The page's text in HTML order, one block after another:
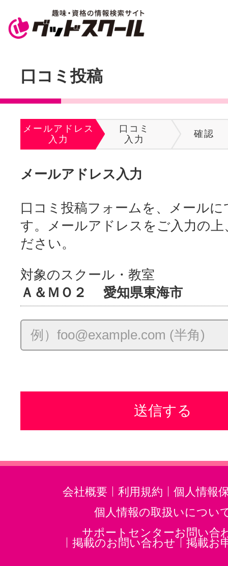
口コミ投稿
メールアドレス
入力
口コミ
入力
確認
メールアドレス入力
口コミ投稿フォームを、メール
す。メールアドレスをご入力の
ださい。
対象のスクール・教室
Ａ＆ＭＯ２ 愛知県東海市
送信する
会社概要 利用規約
個人情報
個人情報の取扱いについ
サポートセンターお問い合
掲載のお問い合わせ
掲載お